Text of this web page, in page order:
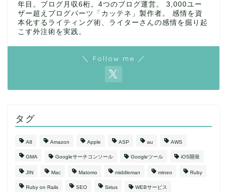
年目。ブログ月収6桁。4つのブログ運営。 3,000ユー
ザー超えブログパーツ「カッテネ」製作者。 感情を資
本化するライティング術、ライターさんの感情を掘り起
こす外注術を実践。
＼ Follow me ／
タグ
A8 Amazon Apple ASP au AWS
GMA Googleサーチコンソール Googleツール iOS開発
JIN Mac Matomo middleman mineo Ruby
Ruby on Rails SEO Sirius WEBサービス